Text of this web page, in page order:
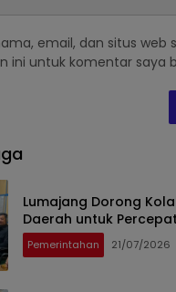
email, dan situs web
ini untuk komentar saya
Lumajang Dorong
Daerah untuk
Pemerintahan 21/07/2026